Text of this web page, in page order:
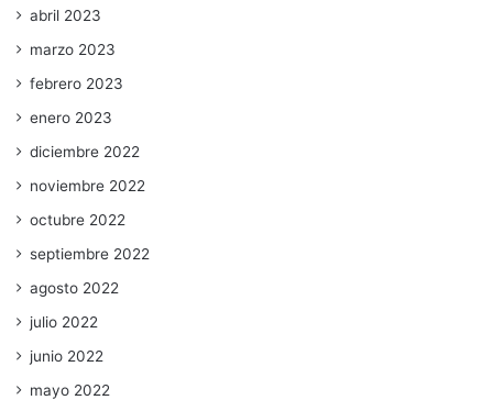
abril 2023
marzo 2023
febrero 2023
enero 2023
diciembre 2022
noviembre 2022
octubre 2022
septiembre 2022
agosto 2022
julio 2022
junio 2022
mayo 2022